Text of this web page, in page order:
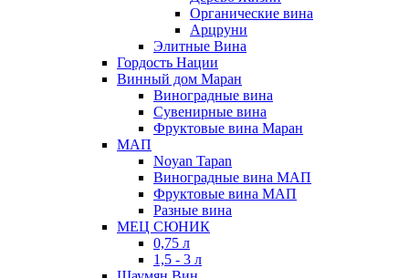
Органические вина
Арцруни
Элитные Вина
Гордость Нации
Винный дом Маран
Виноградные вина
Сувенирные вина
Фруктовые вина Маран
МАП
Noyan Tapan
Виноградные вина МАП
Фруктовые вина МАП
Разные вина
МЕЦ СЮНИК
0,75 л
1,5 - 3 л